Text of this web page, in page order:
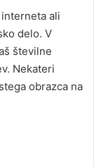
ali
delo. V
številne
Nekateri
obrazca na